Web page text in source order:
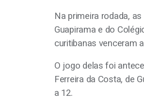
Na primeira rodada,
Guapirama e do
curitibanas venceram
O jogo delas foi
Ferreira da Costa, de
a 12.